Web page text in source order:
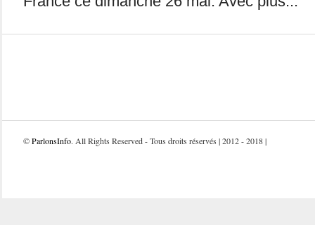
©ParlonsInfo. All Rights Reserved - Tous droits réservés | 2012 - 2018 |